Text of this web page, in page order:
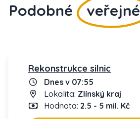
Podobné veřejné
Rekonstrukce silnic
Dnes v 07:55
Lokalita: Zlínský kraj
Hodnota: 2.5 - 5 mil. Kč